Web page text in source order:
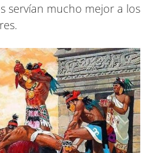
servían mucho mejor a los